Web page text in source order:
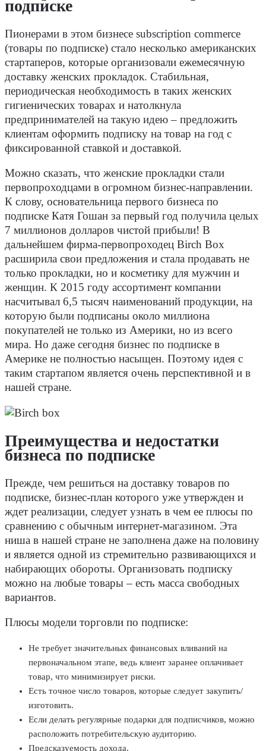
подписке
Пионерами в этом бизнесе subscription commerce
(товары по подписке) стало несколько американских
стартаперов, которые организовали ежемесячную
доставку женских прокладок. Стабильная,
периодическая необходимость в таких женских
гигиенических товарах и натолкнула
предпринимателей на такую идею – предложить
клиентам оформить подписку на товар на год с
фиксированной ставкой и доставкой.
Можно сказать, что женские прокладки стали
первопроходцами в огромном бизнес-направлении.
К слову, основательница первого бизнеса по
подписке Катя Гошан за первый год получила целых
7 миллионов долларов чистой прибыли! В
дальнейшем фирма-первопроходец Birch Box
расширила свои предложения и стала продавать не
только прокладки, но и косметику для мужчин и
женщин. К 2015 году ассортимент компании
насчитывал 6,5 тысяч наименований продукции, на
которую были подписаны около миллиона
покупателей не только из Америки, но из всего
мира. Но даже сегодня бизнес по подписке в
Америке не полностью насыщен. Поэтому идея с
таким стартапом является очень перспективной и в
нашей стране.
Преимущества и недостатки
бизнеса по подписке
Прежде, чем решиться на доставку товаров по
подписке, бизнес-план которого уже утвержден и
ждет реализации, следует узнать в чем ее плюсы по
сравнению с обычным интернет-магазином. Эта
ниша в нашей стране не заполнена даже на половину
и является одной из стремительно развивающихся и
набирающих обороты. Организовать подписку
можно на любые товары – есть масса свободных
вариантов.
Плюсы модели торговли по подписке:
Не требует значительных финансовых вливаний на
первоначальном этапе, ведь клиент заранее оплачивает
товар, что минимизирует риски.
Есть точное число товаров, которые следует закупить/
изготовить.
Если делать регулярные подарки для подписчиков, можно
расположить потребительскую аудиторию.
Предсказуемость дохода.